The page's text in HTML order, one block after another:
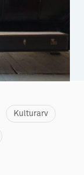
Kulturarv